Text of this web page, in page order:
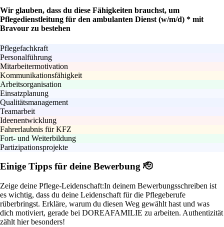
Wir glauben, dass du diese Fähigkeiten brauchst, um
Pflegedienstleitung für den ambulanten Dienst (w/m/d) * mit
Bravour zu bestehen
Pflegefachkraft
Personalführung
Mitarbeitermotivation
Kommunikationsfähigkeit
Arbeitsorganisation
Einsatzplanung
Qualitätsmanagement
Teamarbeit
Ideenentwicklung
Fahrerlaubnis für KFZ
Fort- und Weiterbildung
Partizipationsprojekte
Einige Tipps für deine Bewerbung 🫡
Zeige deine Pflege-Leidenschaft:In deinem Bewerbungsschreiben ist
es wichtig, dass du deine Leidenschaft für die Pflegeberufe
rüberbringst. Erkläre, warum du diesen Weg gewählt hast und was
dich motiviert, gerade bei DOREAFAMILIE zu arbeiten. Authentizität
zählt hier besonders!